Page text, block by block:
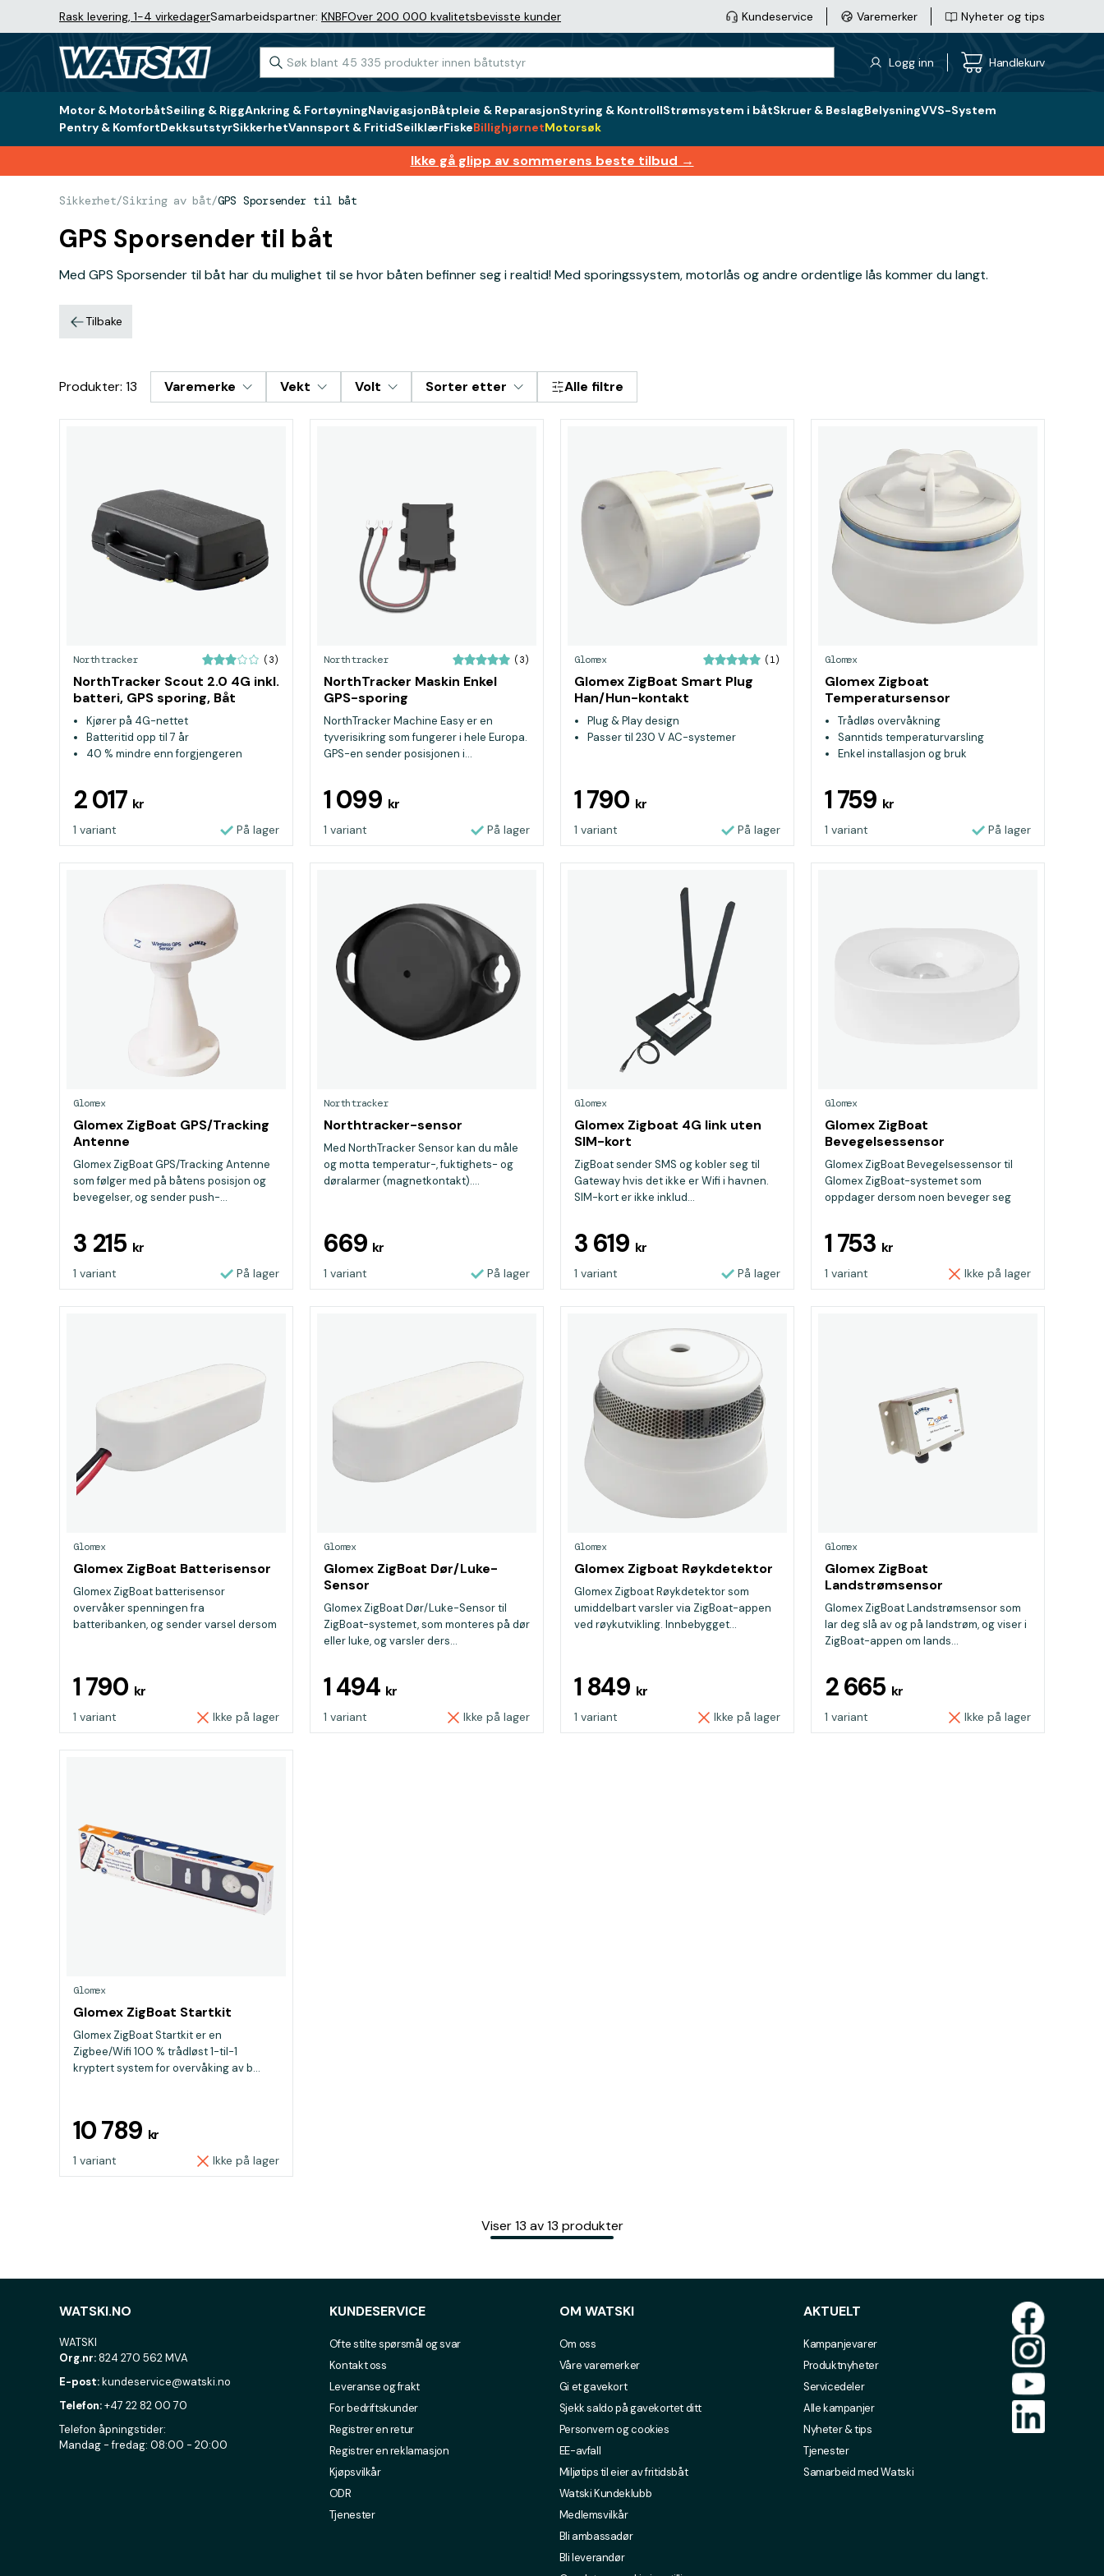
Rask levering, 1-4 virkedagerSamarbeidspartner: KNBFOver 200 000 kvalitetsbevisste kunder Kundeservice Varemerker Nyheter og tips
Logg inn Handlekurv
Motor & MotorbåtSeiling & RiggAnkring & FortøyningNavigasjonBåtpleie & ReparasjonStyring & KontrollStrømsystem i båtSkruer & BeslagBelysningVVS-System
Pentry & KomfortDekksutstyrSikkerhetVannsport & FritidSeilklærFiskeBillighjørnetMotorsøk
Ikke gå glipp av sommerens beste tilbud →
Sikkerhet/Sikring av båt/GPS Sporsender til båt
GPS Sporsender til båt
Med GPS Sporsender til båt har du mulighet til se hvor båten befinner seg i realtid! Med sporingssystem, motorlås og andre ordentlige lås kommer du langt.
Tilbake
Produkter: 13 Varemerke Vekt Volt Sorter etter Alle filtre
Northtracker (3)
NorthTracker Scout 2.0 4G inkl.
batteri, GPS sporing, Båt
tracker
Kjører på 4G-nettet
Batteritid opp til 7 år
40 % mindre enn forgjengeren
2 017 kr
1 variant På lager
Northtracker (3)
NorthTracker Maskin Enkel
GPS-sporing
NorthTracker Machine Easy er en
tyverisikring som fungerer i hele Europa.
GPS-en sender posisjonen i...
1 099 kr
1 variant På lager
Glomex (1)
Glomex ZigBoat Smart Plug
Han/Hun-kontakt
Plug & Play design
Passer til 230 V AC-systemer
1 790 kr
1 variant På lager
Glomex
Glomex Zigboat
Temperatursensor
Trådløs overvåkning
Sanntids temperaturvarsling
Enkel installasjon og bruk
1 759 kr
1 variant På lager
Glomex
Glomex ZigBoat GPS/Tracking
Antenne
Glomex ZigBoat GPS/Tracking Antenne
som følger med på båtens posisjon og
bevegelser, og sender push-...
3 215 kr
1 variant På lager
Northtracker
Northtracker-sensor
Med NorthTracker Sensor kan du måle
og motta temperatur-, fuktighets- og
døralarmer (magnetkontakt)....
669 kr
1 variant På lager
Glomex
Glomex Zigboat 4G link uten
SIM-kort
ZigBoat sender SMS og kobler seg til
Gateway hvis det ikke er Wifi i havnen.
SIM-kort er ikke inklud...
3 619 kr
1 variant På lager
Glomex
Glomex ZigBoat
Bevegelsessensor
Glomex ZigBoat Bevegelsessensor til
Glomex ZigBoat-systemet som
oppdager dersom noen beveger seg
1 753 kr
1 variant Ikke på lager
Glomex
Glomex ZigBoat Batterisensor
Glomex ZigBoat batterisensor
overvåker spenningen fra
batteribanken, og sender varsel dersom
1 790 kr
1 variant Ikke på lager
Glomex
Glomex ZigBoat Dør/Luke-
Sensor
Glomex ZigBoat Dør/Luke-Sensor til
ZigBoat-systemet, som monteres på dør
eller luke, og varsler ders...
1 494 kr
1 variant Ikke på lager
Glomex
Glomex Zigboat Røykdetektor
Glomex Zigboat Røykdetektor som
umiddelbart varsler via ZigBoat-appen
ved røykutvikling. Innbebygget...
1 849 kr
1 variant Ikke på lager
Glomex
Glomex ZigBoat
Landstrømsensor
Glomex ZigBoat Landstrømsensor som
lar deg slå av og på landstrøm, og viser i
ZigBoat-appen om lands...
2 665 kr
1 variant Ikke på lager
Glomex
Glomex ZigBoat Startkit
Glomex ZigBoat Startkit er en
Zigbee/Wifi 100 % trådløst 1-til-1
kryptert system for overvåking av b...
10 789 kr
1 variant Ikke på lager
Viser 13 av 13 produkter
WATSKI.NO
WATSKI
Org.nr:824 270 562 MVA
E-post:kundeservice@watski.no
Telefon:+47 22 82 00 70
Telefon åpningstider:
Mandag - fredag: 08:00 - 20:00
KUNDESERVICE
Ofte stilte spørsmål og svar
Kontakt oss
Leveranse og frakt
For bedriftskunder
Registrer en retur
Registrer en reklamasjon
Kjøpsvilkår
ODR
Tjenester
OM WATSKI
Om oss
Våre varemerker
Gi et gavekort
Sjekk saldo på gavekortet ditt
Personvern og cookies
EE-avfall
Miljøtips til eier av fritidsbåt
Watski Kundeklubb
Medlemsvilkår
Bli ambassadør
Bli leverandør
AKTUELT
Kampanjevarer
Produktnyheter
Servicedeler
Alle kampanjer
Nyheter & tips
Tjenester
Samarbeid med Watski